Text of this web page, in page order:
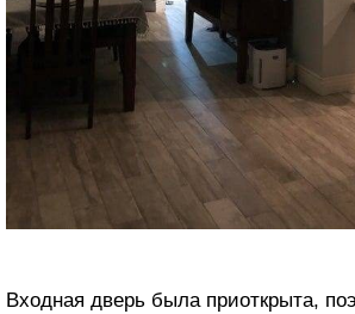
Входная дверь была приоткрыта,